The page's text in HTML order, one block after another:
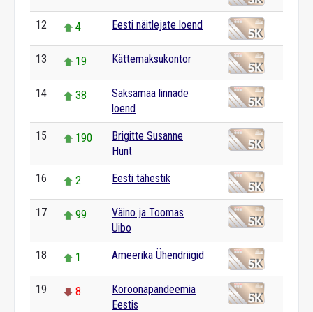
12 4 Eesti näitlejate loend
13 19 Kättemaksukontor
14 38
Saksamaa linnade
loend
15 190
Brigitte Susanne
Hunt
16 2 Eesti tähestik
17 99
Väino ja Toomas
Uibo
18 1 Ameerika Ühendriigid
19 8
Koroonapandeemia
Eestis